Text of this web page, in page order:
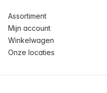
Assortiment
Mijn account
Winkelwagen
Onze locaties